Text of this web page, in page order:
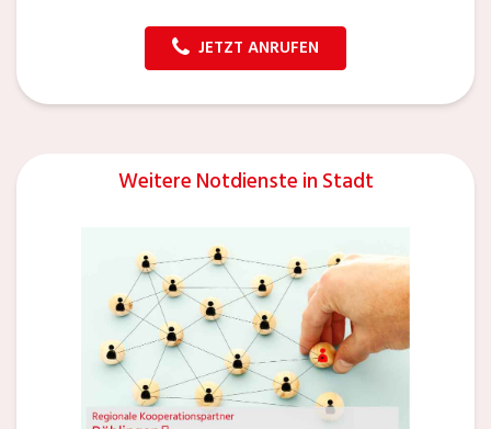
JETZT ANRUFEN
Weitere Notdienste in Stadt